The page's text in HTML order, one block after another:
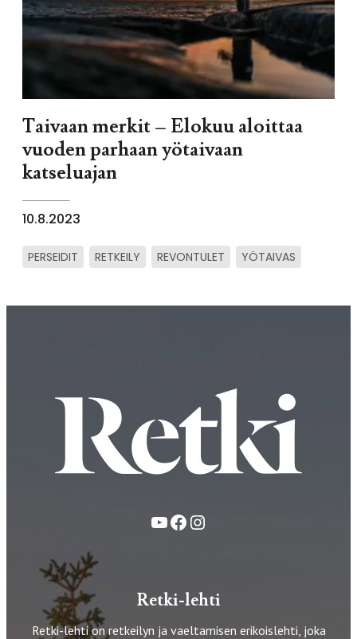
Taivaan merkit – Elokuu aloittaa
vuoden parhaan yötaivaan
katseluajan
10.8.2023
PERSEIDIT RETKEILY REVONTULET YÖTAIVAS
YouTube
FacebookInstagram
Retki-lehti
Retki-lehti on retkeilyn ja vaeltamisen erikoislehti, joka